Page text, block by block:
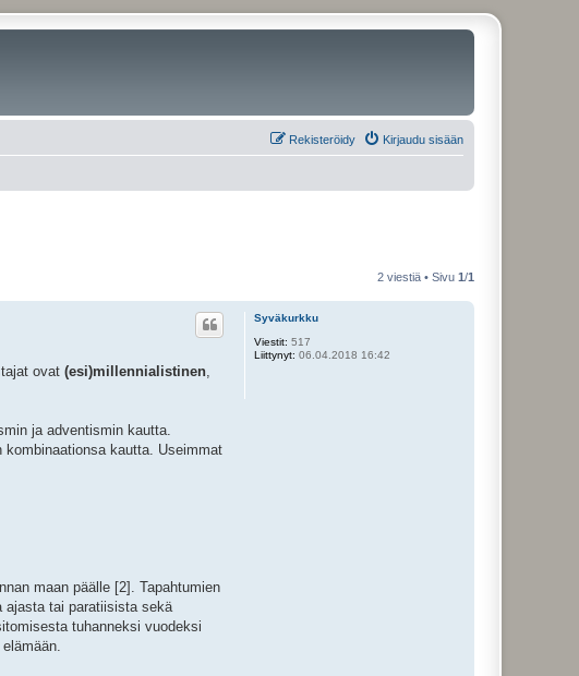
Kirjaudu sisään
Rekisteröidy
2 viestiä • Sivu 1/1
Syväkurkku
Viestit: 517
Liittynyt: 06.04.2018 16:42
ovat (esi)millennialistinen,
ja adventismin kautta.
kautta. Useimmat
maan päälle [2]. Tapahtumien
ajasta tai paratiisista sekä
tuhanneksi vuodeksi